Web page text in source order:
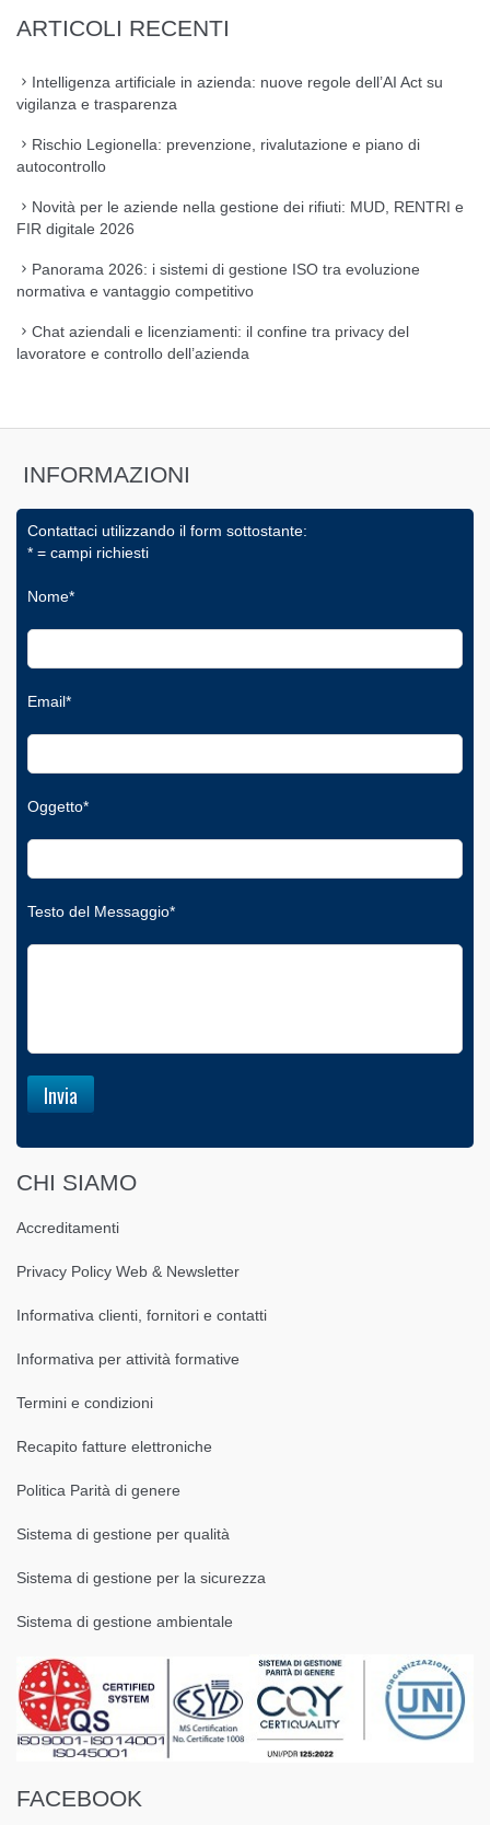
ARTICOLI RECENTI
Intelligenza artificiale in azienda: nuove regole dell’AI Act su
vigilanza e trasparenza
Rischio Legionella: prevenzione, rivalutazione e piano di
autocontrollo
Novità per le aziende nella gestione dei rifiuti: MUD, RENTRI e
FIR digitale 2026
Panorama 2026: i sistemi di gestione ISO tra evoluzione
normativa e vantaggio competitivo
Chat aziendali e licenziamenti: il confine tra privacy del
lavoratore e controllo dell’azienda
INFORMAZIONI
Contattaci utilizzando il form sottostante:
* = campi richiesti
Nome*
Email*
Oggetto*
Testo del Messaggio*
CHI SIAMO
Accreditamenti
Privacy Policy Web & Newsletter
Informativa clienti, fornitori e contatti
Informativa per attività formative
Termini e condizioni
Recapito fatture elettroniche
Politica Parità di genere
Sistema di gestione per qualità
Sistema di gestione per la sicurezza
Sistema di gestione ambientale
FACEBOOK